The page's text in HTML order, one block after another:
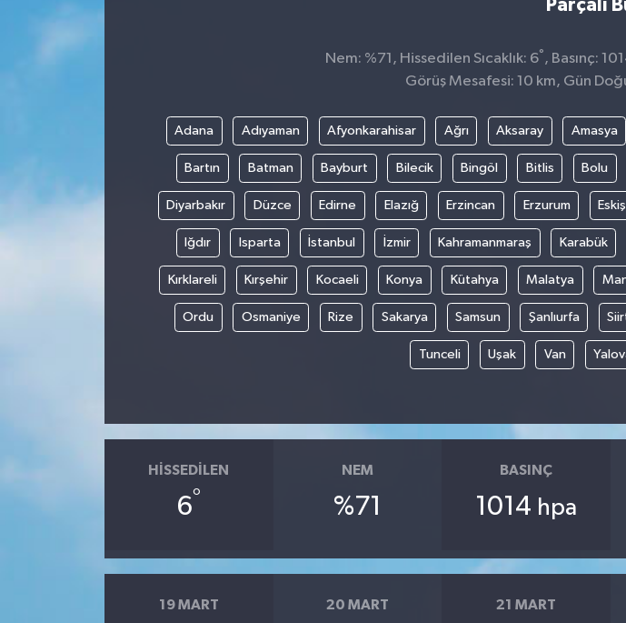
Parçalı
Nem: %71, Hissedilen Sıcaklık: 6° , Basınç:
Görüş Mesafesi: 10 km, Gün
Adana Adıyaman Afyonkarahisar Ağrı Aksaray Amasya
Bartın Batman Bayburt Bilecik Bingöl Bitlis Bolu
Diyarbakır Düzce Edirne Elazığ Erzincan Erzurum
Iğdır Isparta İstanbul İzmir Kahramanmaraş Karabük
Kırklareli Kırşehir Kocaeli Konya Kütahya Malatya
Ordu Osmaniye Rize Sakarya Samsun Şanlıurfa
Tunceli Uşak Van
HISSEDILEN
6°
NEM
%71
BASINÇ
1014 hpa
19 MART 20 MART 21 MART